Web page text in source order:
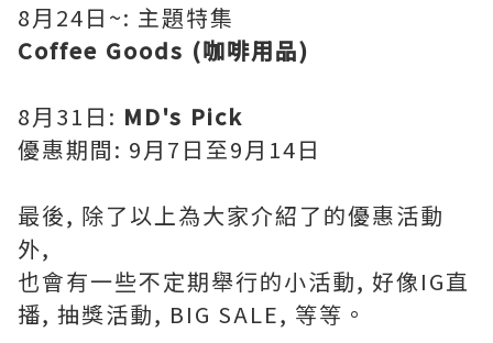
8月24日~: 主題特集
Coffee Goods (咖啡用品)
8月31日: MD's Pick
優惠期間: 9月7日至9月14日
最後, 除了以上為大家介紹了的優惠活動
外,
也會有一些不定期舉行的小活動, 好像IG直
播, 抽獎活動, BIG SALE, 等等。